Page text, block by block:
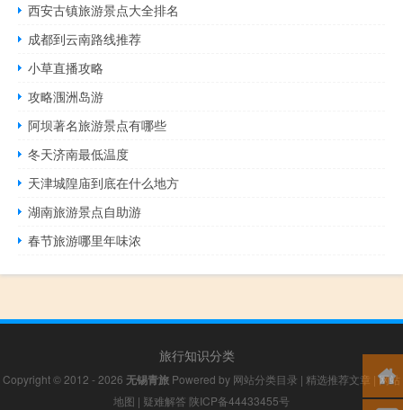
西安古镇旅游景点大全排名
成都到云南路线推荐
小草直播攻略
攻略涠洲岛游
阿坝著名旅游景点有哪些
冬天济南最低温度
天津城隍庙到底在什么地方
湖南旅游景点自助游
春节旅游哪里年味浓
旅行知识分类
Copyright © 2012 - 2026 无锡青旅 Powered by 网站分类目录 | 精选推荐文章 |网站
地图 | 疑难解答 陕ICP备44433455号